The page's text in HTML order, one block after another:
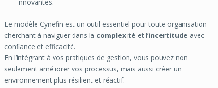
innovantes.
Le modèle Cynefin est un outil essentiel pour toute organisation
cherchant à naviguer dans la complexité et l’incertitude avec
confiance et efficacité.
En l’intégrant à vos pratiques de gestion, vous pouvez non
seulement améliorer vos processus, mais aussi créer un
environnement plus résilient et réactif.